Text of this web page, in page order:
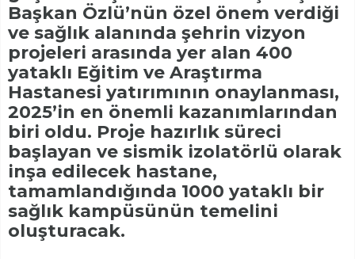
Başkan Özlü’nün özel önem verdiği
ve sağlık alanında şehrin vizyon
projeleri arasında yer alan 400
yataklı Eğitim ve Araştırma
Hastanesi yatırımının onaylanması,
2025’in en önemli kazanımlarından
biri oldu. Proje hazırlık süreci
başlayan ve sismik izolatörlü olarak
inşa edilecek hastane,
tamamlandığında 1000 yataklı bir
sağlık kampüsünün temelini
oluşturacak.